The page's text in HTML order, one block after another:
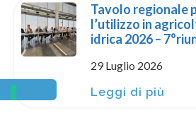
Tavolo regionale
l’utilizzo in
idrica 2026 –
29 Luglio 2026
Leggi di più